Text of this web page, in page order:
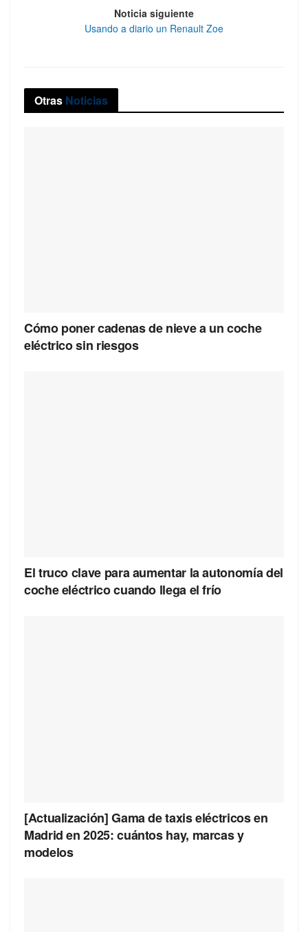
Noticia siguiente
Usando a diario un Renault Zoe
Otras Noticias
Cómo poner cadenas de nieve a un coche
eléctrico sin riesgos
El truco clave para aumentar la autonomía del
coche eléctrico cuando llega el frío
[Actualización] Gama de taxis eléctricos en
Madrid en 2025: cuántos hay, marcas y
modelos